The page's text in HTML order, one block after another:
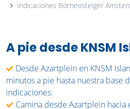
Indicaciones Borneosteiger
A pie desde KNSM
Desde Azartplein en KNSM
minutos a pie hasta nuestra base
indicaciones:
Camina desde Azartplein